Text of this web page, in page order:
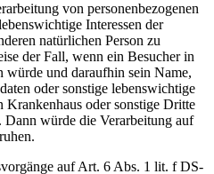
von personenbezogenen
Interessen der
natürlichen Person zu
der Fall, wenn ein Besucher in
würde und daraufhin sein Name,
oder sonstige lebenswichtige
oder sonstige Dritte
Dann würde die Verarbeitung auf
auf Art. 6 Abs. 1 lit. f DS-